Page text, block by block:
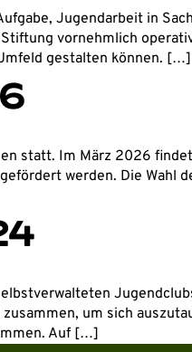
Jugendarbeit in
vornehmlich
gestalten können. […]
statt. Im März 2026
werden. Die Wahl
um sich
Auf […]